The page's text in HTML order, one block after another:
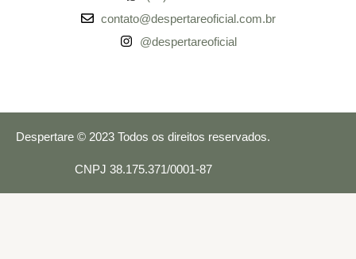
contato@despertareoficial.com.br
@despertareoficial
Despertare © 2023 Todos os direitos reservados.
CNPJ 38.175.371/0001-87